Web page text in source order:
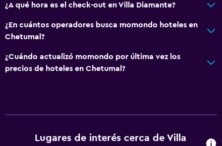
¿A qué hora es el check-out en Villa Diamante?
¿En cuántos operadores busca momondo hoteles en
Chetumal?
¿Cuándo actualizó momondo por última vez los
precios de hoteles en Chetumal?
Lugares de interés cerca de Villa